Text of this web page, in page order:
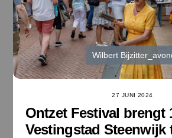
Wilbert
27 JUNI 2024
Ontzet Festival brengt
Vestingstad Steenwijk